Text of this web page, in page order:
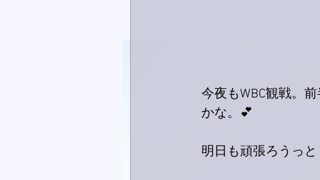
今夜もWBC観戦。
かな。💕
明日も頑張ろうっ